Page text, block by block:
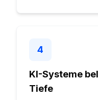
4
KI-Systeme
Tiefe